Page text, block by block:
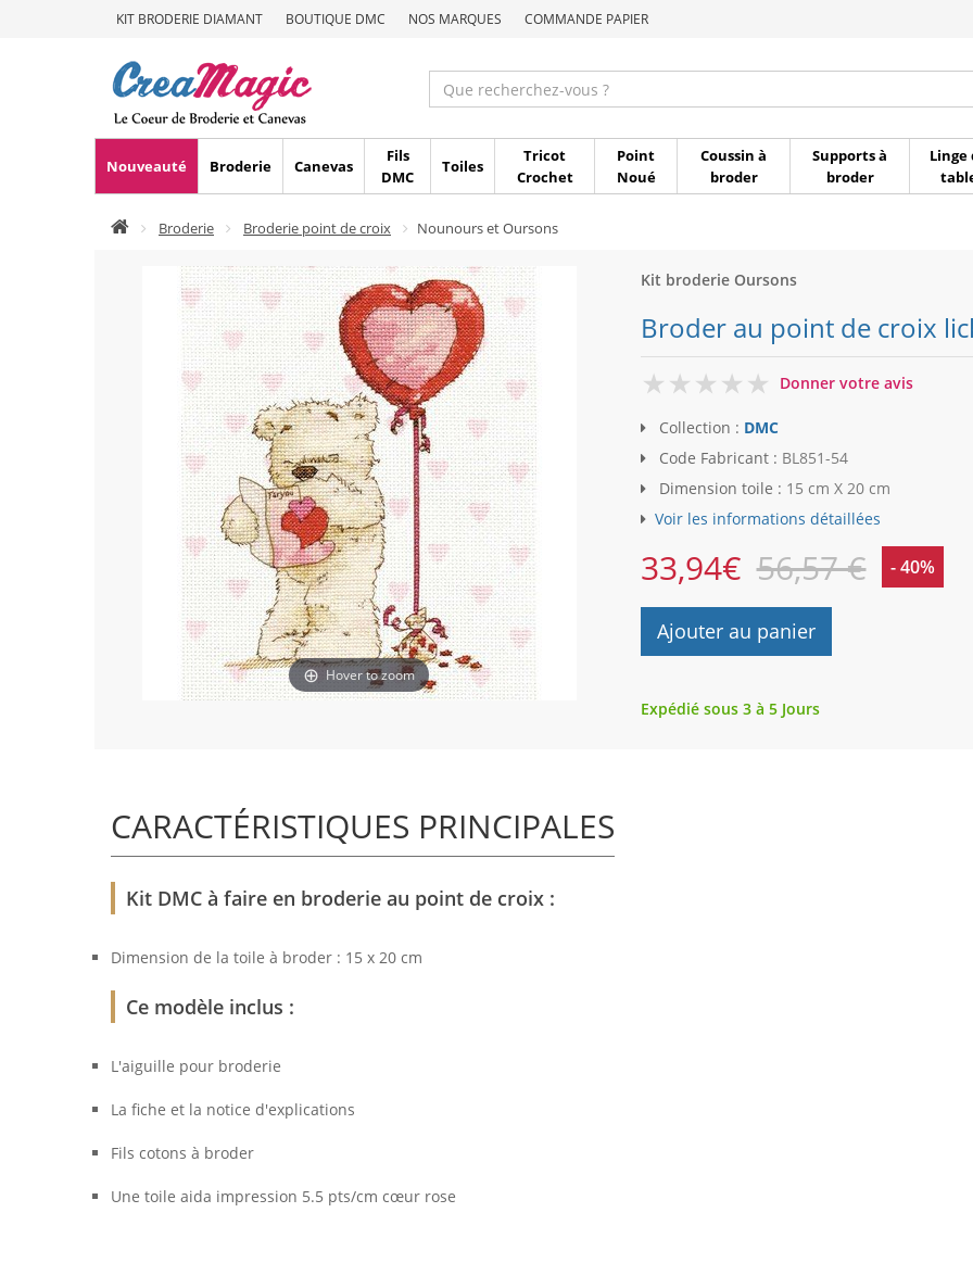
KIT BRODERIE DIAMANT BOUTIQUE DMC NOS MARQUES COMMANDE PAPIER
Nouveauté Broderie Canevas
Fils
DMC
Toiles
Tricot
Crochet
Point
Noué
Coussin à
broder
Supports à
broder
Linge
Broderie Broderie point de croix Nounours et Oursons
Hover to zoom
Kit broderie Oursons
Broder au point de croix
0
Donner votre avis
Collection : DMC
Code Fabricant : BL851-54
Dimension toile : 15 cm X 20 cm
Voir les informations détaillées
33,94€ 56,57 € - 40%
Ajouter au panier
Expédié sous 3 à 5 Jours
CARACTÉRISTIQUES PRINCIPALES
Kit DMC à faire en broderie au point de croix :
Dimension de la toile à broder : 15 x 20 cm
Ce modèle inclus :
L'aiguille pour broderie
La fiche et la notice d'explications
Fils cotons à broder
Une toile aida impression 5.5 pts/cm cœur rose